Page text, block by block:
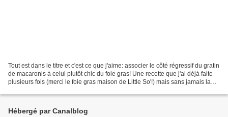
Tout est dans le titre et c'est ce que j'aime: associer le côté régressif du gratin
de macaronis à celui plutôt chic du foie gras! Une recette que j'ai déjà faite
plusieurs fois (merci le foie gras maison de Little So'!) mais sans jamais la
Hébergé par Canalblog